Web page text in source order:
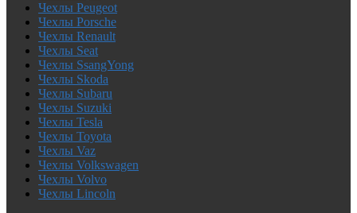
Чехлы Peugeot
Чехлы Porsche
Чехлы Renault
Чехлы Seat
Чехлы SsangYong
Чехлы Skoda
Чехлы Subaru
Чехлы Suzuki
Чехлы Tesla
Чехлы Toyota
Чехлы Vaz
Чехлы Volkswagen
Чехлы Volvo
Чехлы Lincoln